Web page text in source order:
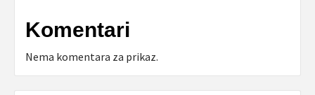
Komentari
Nema komentara za prikaz.